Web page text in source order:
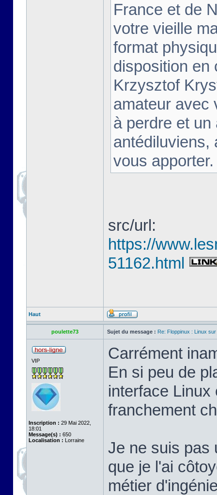
France et de
votre vieille
format
disposition en
Krzysztof
amateur avec
à perdre et
antédiluviens,
vous
src/url:
https://
51162.html
Haut
poulette73 Sujet du message : Re: Floppinux : Linux
VIP
Inscription : 29 Mai 2022,
18:01
Message(s) : 650
Localisation : Lorraine
Carrément
En si peu de
interface Linux
franchement
Je ne suis pas
que je l'ai
métier